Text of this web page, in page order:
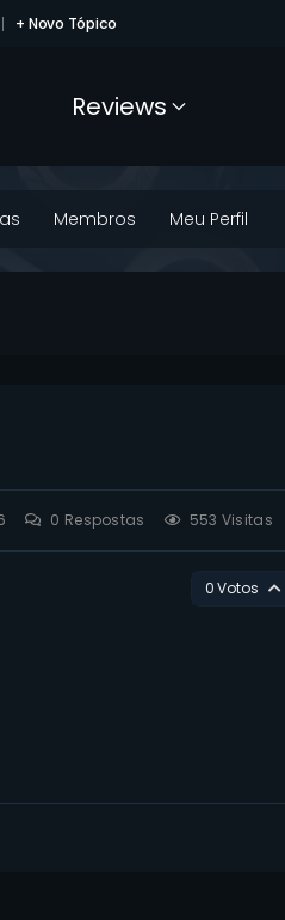
+ Novo Tópico
Reviews
Membros Meu Perfil
0 Respostas 553 Visitas
0Votos